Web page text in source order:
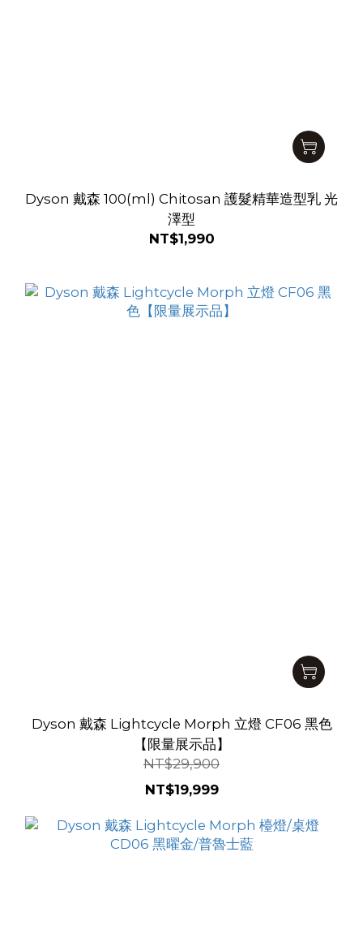
Dyson 戴森 100(ml) Chitosan 護髮精華造型乳 光
澤型
NT$1,990
Dyson 戴森 Lightcycle Morph 立燈 CF06 黑色
【限量展示品】
NT$29,900
NT$19,999